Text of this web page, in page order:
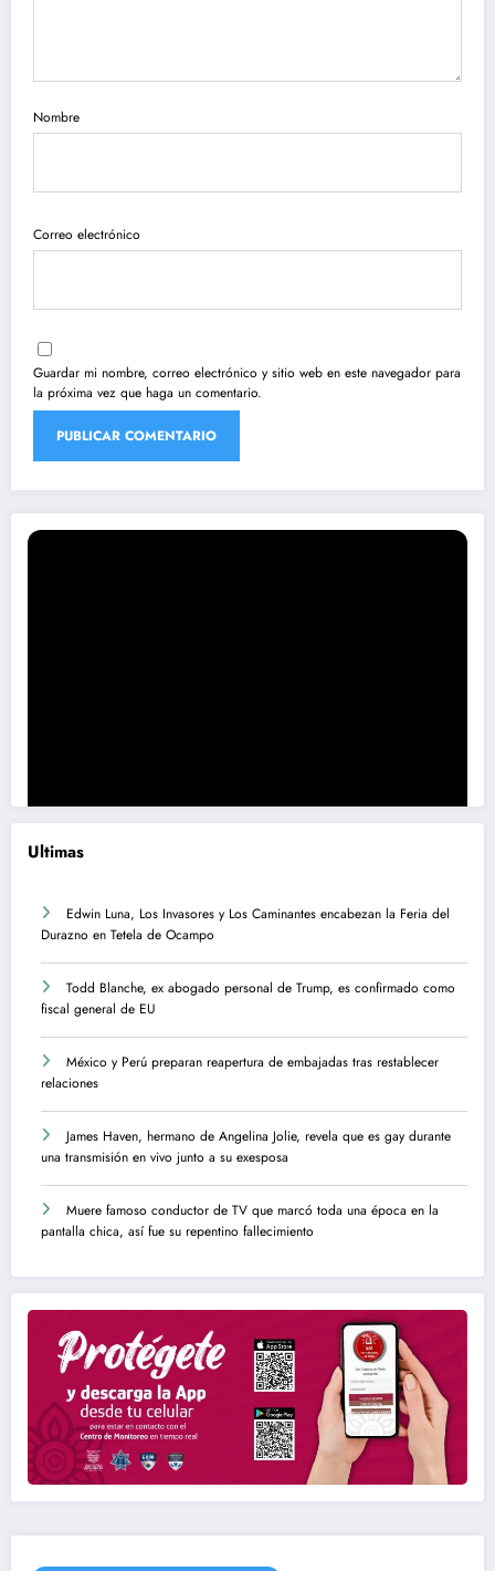
Nombre
Correo electrónico
Guardar mi nombre, correo electrónico y sitio web en este navegador para
la próxima vez que haga un comentario.
Ultimas
Edwin Luna, Los Invasores y Los Caminantes encabezan la Feria del
Durazno en Tetela de Ocampo
Todd Blanche, ex abogado personal de Trump, es confirmado como
fiscal general de EU
México y Perú preparan reapertura de embajadas tras restablecer
relaciones
James Haven, hermano de Angelina Jolie, revela que es gay durante
una transmisión en vivo junto a su exesposa
Muere famoso conductor de TV que marcó toda una época en la
pantalla chica, así fue su repentino fallecimiento